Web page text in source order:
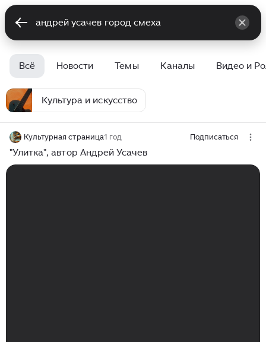
Всё Новости Темы Каналы Видео и
Культура и искусство
Культурная страница1 год Подписаться
"Улитка", автор Андрей Усачев